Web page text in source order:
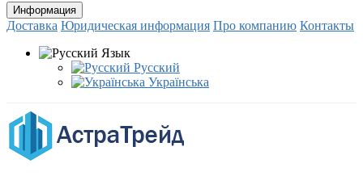
Информация
Доставка Юридическая информация Про компанию Контакты
Язык
Русский
Українська